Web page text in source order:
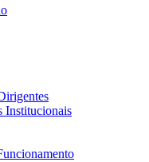
Institucionais